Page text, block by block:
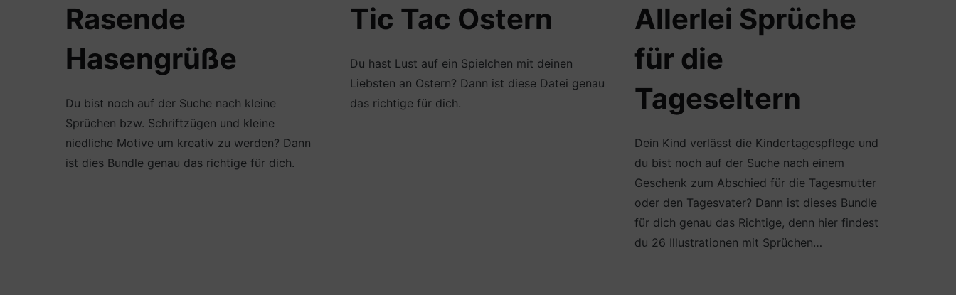
Rasende
Hasengrüße
Du bist noch auf der Suche nach kleine
Sprüchen bzw. Schriftzügen und kleine
niedliche Motive um kreativ zu werden? Dann
ist dies Bundle genau das richtige für dich.
Tic Tac Ostern
Du hast Lust auf ein Spielchen mit deinen
Liebsten an Ostern? Dann ist diese Datei genau
das richtige für dich.
Allerlei Sprüche
für die
Tageseltern
Dein Kind verlässt die Kindertagespflege und
du bist noch auf der Suche nach einem
Geschenk zum Abschied für die Tagesmutter
oder den Tagesvater? Dann ist dieses Bundle
für dich genau das Richtige, denn hier findest
du 26 Illustrationen mit Sprüchen…